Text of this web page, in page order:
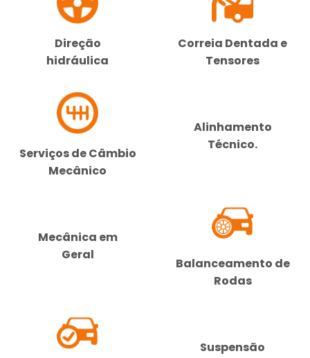
Direção
hidráulica
Correia Dentada e
Tensores
Serviços de Câmbio
Mecânico
Alinhamento
Técnico.
Mecânica em
Geral
Balanceamento de
Rodas
Suspensão